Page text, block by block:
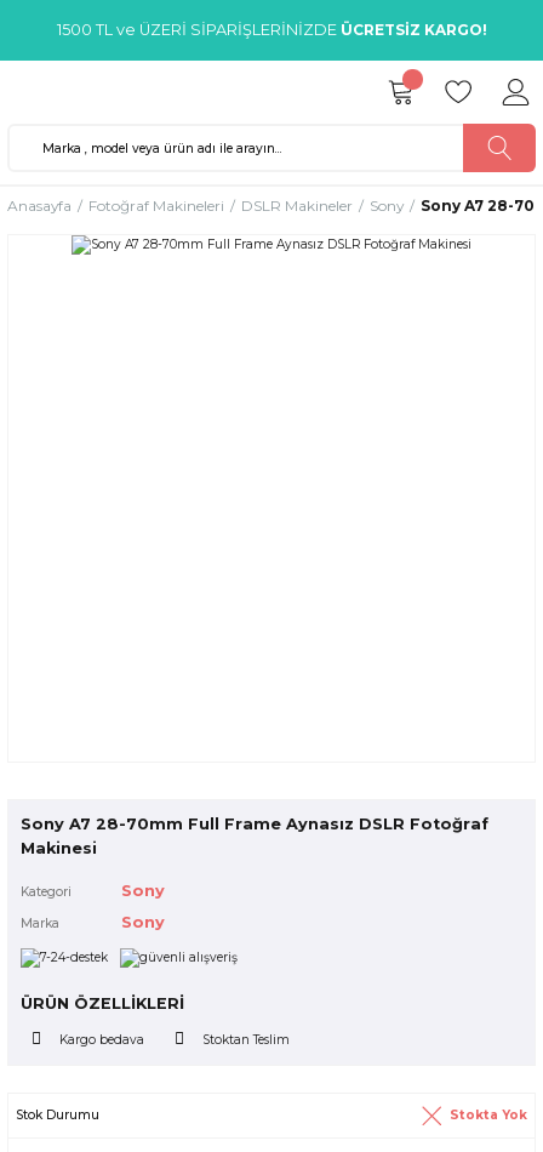
1500 TL ve ÜZERİ SİPARİŞLERİNİZDE ÜCRETSİZ KARGO!
Anasayfa Fotoğraf Makineleri DSLR Makineler Sony Sony A7 28-
Sony A7 28-70mm Full Frame Aynasız DSLR Fotoğraf
Makinesi
Kategori Sony
Marka Sony
ÜRÜN ÖZELLİKLERİ
Kargo bedava Stoktan Teslim
Stok Durumu Stokta Yok